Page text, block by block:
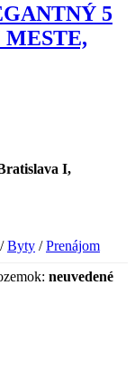
5
I,
/Byty /Prenájom
neuvedené